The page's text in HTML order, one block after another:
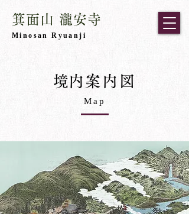
箕面山 瀧安寺
​Minosan Ryuanji
​境内案内図​
​Map